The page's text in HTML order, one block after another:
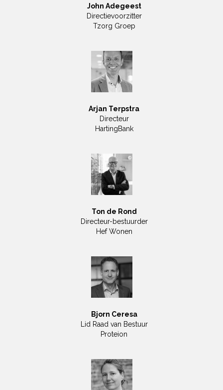
John Adegeest
Directievoorzitter
Tzorg Groep
Arjan Terpstra
Directeur
HartingBank
Ton de Rond
Directeur-bestuurder
Hef Wonen
Bjorn Ceresa
Lid Raad van Bestuur
Proteion